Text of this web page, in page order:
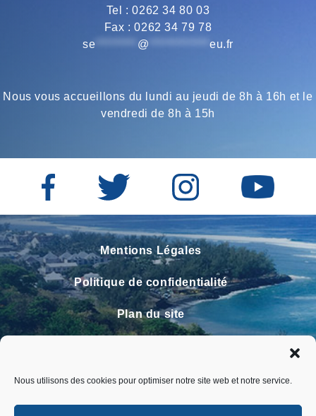
Nous utilisons des cookies pour optimiser notre site web et notre service.
Tel : 0262 34 80 03
Fax : 0262 34 79 78
se
@ *************eu.fr
Nous vous accueillons du lundi au jeudi de 8h à 16h et le
vendredi de 8h à 15h
Mentions Légales
Politique de confidentialité
Plan du site
Faire un signalement